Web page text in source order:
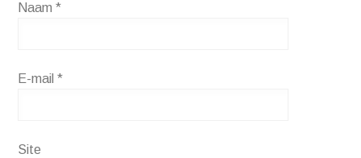
Naam*
E-mail*
Site